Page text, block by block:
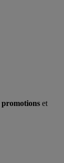
promotions et